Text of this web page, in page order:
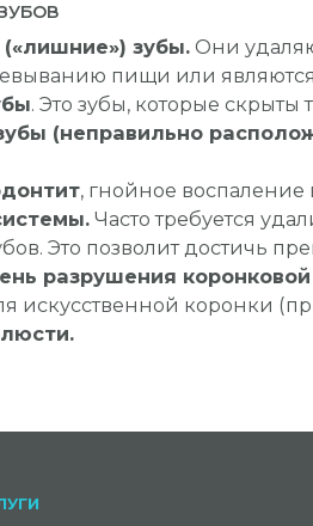
зубы. Они
пищи или
. Это зубы, которые
(неправильно
, гнойное воспаление
Часто требуется
Это позволит достичь
разрушения коронковой
искусственной коронки